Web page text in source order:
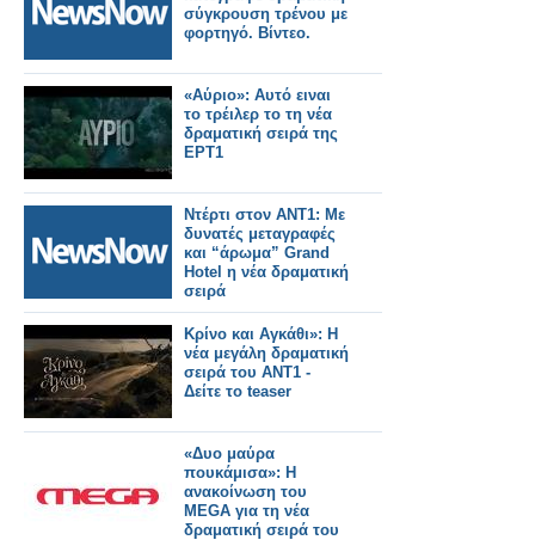
σύγκρουση τρένου με
φορτηγό. Βίντεο.
«Αύριο»: Αυτό ειναι
το τρέιλερ το τη νέα
δραματική σειρά της
ΕΡΤ1
Ντέρτι στον ΑΝΤ1: Με
δυνατές μεταγραφές
και “άρωμα” Grand
Hotel η νέα δραματική
σειρά
Κρίνο και Αγκάθι»: Η
νέα μεγάλη δραματική
σειρά του ΑΝΤ1 -
Δείτε το teaser
«Δυο μαύρα
πουκάμισα»: Η
ανακοίνωση του
MEGA για τη νέα
δραματική σειρά του